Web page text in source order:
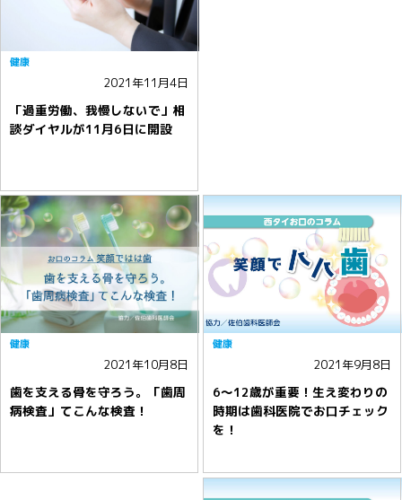
2021年11月4日
「過重労働、我慢しないで」相
談ダイヤルが11月6日に開設
健康
2021年10月8日
歯を支える骨を守ろう。「歯周
病検査」てこんな検査！
健康
2021年9月8日
6〜12歳が重要！生え変わりの
時期は歯科医院でお口チェック
を！
健康